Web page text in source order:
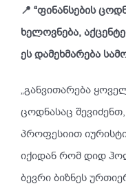
📍 “ფინანსების
ხელოვნება,
ეს დამეხმარება
„განვითარება
ცოდნასაც
პროფესიით
იქიდან რომ დიდ
ბევრი ბიზნეს